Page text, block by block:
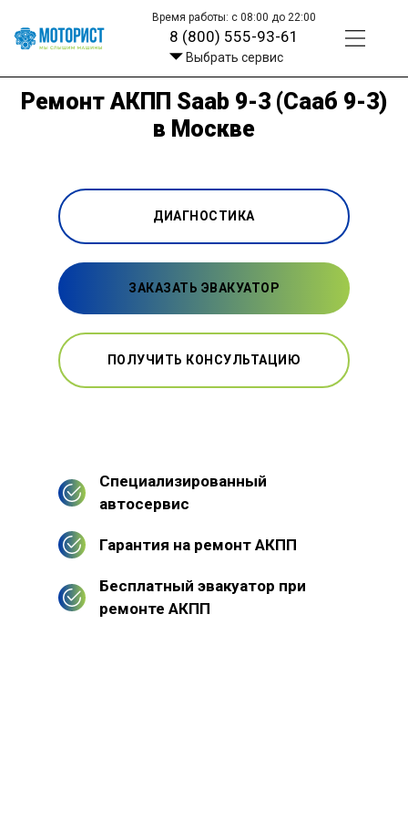
Время работы: с 08:00 до 22:00
8 (800) 555-93-61
Выбрать сервис
Ремонт АКПП Saab 9-3 (Сааб 9-3)
в Москве
ДИАГНОСТИКА
ЗАКАЗАТЬ ЭВАКУАТОР
ПОЛУЧИТЬ КОНСУЛЬТАЦИЮ
Специализированный
автосервис
Гарантия на ремонт АКПП
Бесплатный эвакуатор при
ремонте АКПП